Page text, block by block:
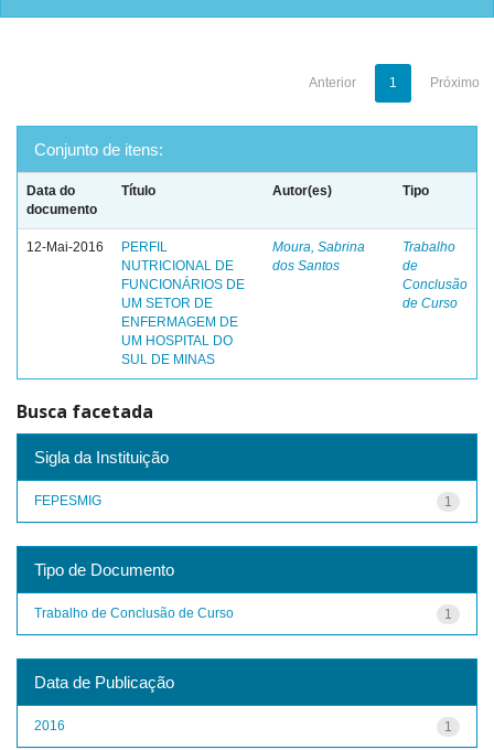
Anterior 1 Próximo
Conjunto de itens:
Data do
documento
Título Autor(es) Tipo
12-Mai-2016
PERFIL
NUTRICIONAL DE
FUNCIONÁRIOS DE
UM SETOR DE
ENFERMAGEM DE
UM HOSPITAL DO
SUL DE MINAS
Moura, Sabrina
dos Santos
Trabalho
de
Conclusão
de Curso
Busca facetada
Sigla da Instituição
1
FEPESMIG
Tipo de Documento
1
Trabalho de Conclusão de Curso
Data de Publicação
1
2016